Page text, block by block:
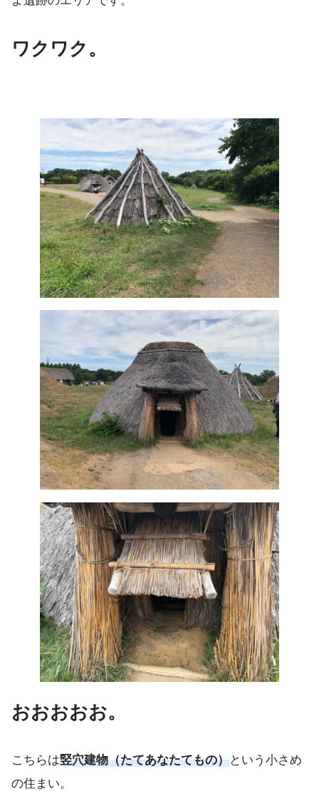
ワクワク。
おおおおお。
こちらは竪穴建物（たてあなたてもの）という小さめ
の住まい。